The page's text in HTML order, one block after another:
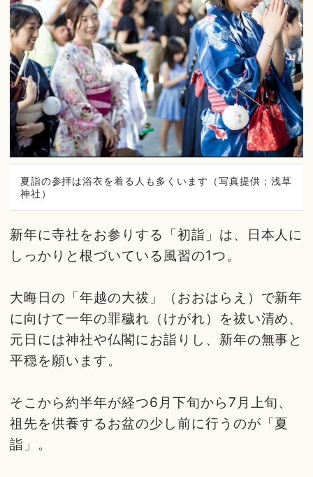
夏詣の参拝は浴衣を着る人も多くいます（写真提供：浅草
神社）
新年に寺社をお参りする「初詣」は、日本人に
しっかりと根づいている風習の1つ。
大晦日の「年越の大祓」（おおはらえ）で新年
に向けて一年の罪穢れ（けがれ）を祓い清め、
元日には神社や仏閣にお詣りし、新年の無事と
平穏を願います。
そこから約半年が経つ6月下旬から7月上旬、
祖先を供養するお盆の少し前に行うのが「夏
詣」。